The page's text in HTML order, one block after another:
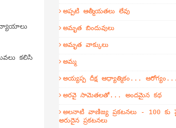
కలిసి
అప్పటి ఆత్మీయతలు లేవు
అమృత బిందువులు
అమృత వాక్కులు
అమ్మ
అయ్యప్ప దీక్ష ఆధ్యాత్మికం...
అరవై సామెతలతో... అందమైన కథ
అలనాటి వాణిజ్య ప్రకటనలు - 100
అరుదైన ప్రకటనలు